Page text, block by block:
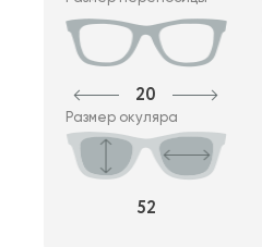
20
Размер окуляра
52